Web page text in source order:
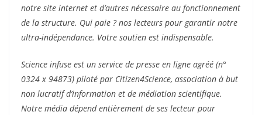
notre site internet et d’autres nécessaire au fonctionnement
de la structure. Qui paie ? nos lecteurs pour garantir notre
ultra-indépendance. Votre soutien est indispensable.
Science infuse est un service de presse en ligne agréé (n°
0324 x 94873) piloté par Citizen4Science, association à but
non lucratif d’information et de médiation scientifique.
Notre média dépend entièrement de ses lecteur pour